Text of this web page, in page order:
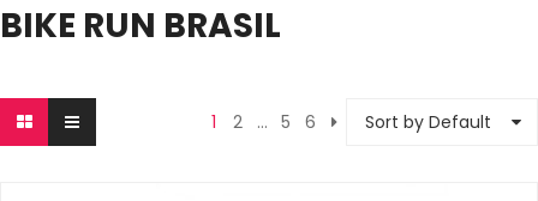
BIKE RUN BRASIL
Sort by Default
1 2 … 5 6